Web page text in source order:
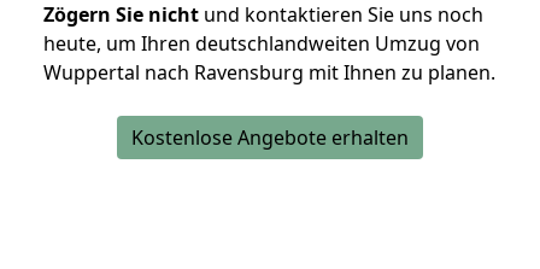
Zögern Sie nicht und kontaktieren Sie uns noch
heute, um Ihren deutschlandweiten Umzug von
Wuppertal nach Ravensburg mit Ihnen zu planen.
Kostenlose Angebote erhalten